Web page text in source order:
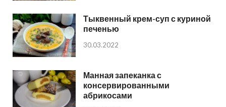
Тыквенный крем-суп с куриной
печенью
30.03.2022
Манная запеканка с
консервированными
абрикосами